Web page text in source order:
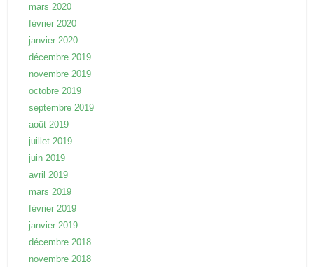
mars 2020
février 2020
janvier 2020
décembre 2019
novembre 2019
octobre 2019
septembre 2019
août 2019
juillet 2019
juin 2019
avril 2019
mars 2019
février 2019
janvier 2019
décembre 2018
novembre 2018